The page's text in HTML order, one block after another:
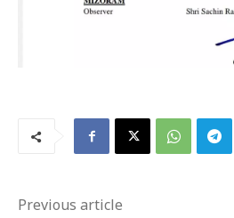
Previous article